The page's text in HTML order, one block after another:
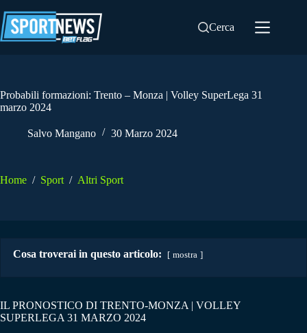
al
contenuto
Cerca
Probabili formazioni: Trento – Monza | Volley SuperLega 31
marzo 2024
Salvo Mangano 30 Marzo 2024
Home / Sport / Altri Sport
Cosa troverai in questo articolo: mostra
IL PRONOSTICO DI TRENTO-MONZA | VOLLEY
SUPERLEGA 31 MARZO 2024